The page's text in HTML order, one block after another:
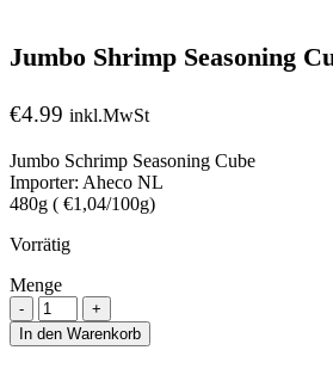
Jumbo Shrimp Seasoning
€4.99 inkl.MwSt
Jumbo Schrimp Seasoning Cube
Importer: Aheco NL
480g ( €1,04/100g)
Vorrätig
Menge
Menge
In den Warenkorb